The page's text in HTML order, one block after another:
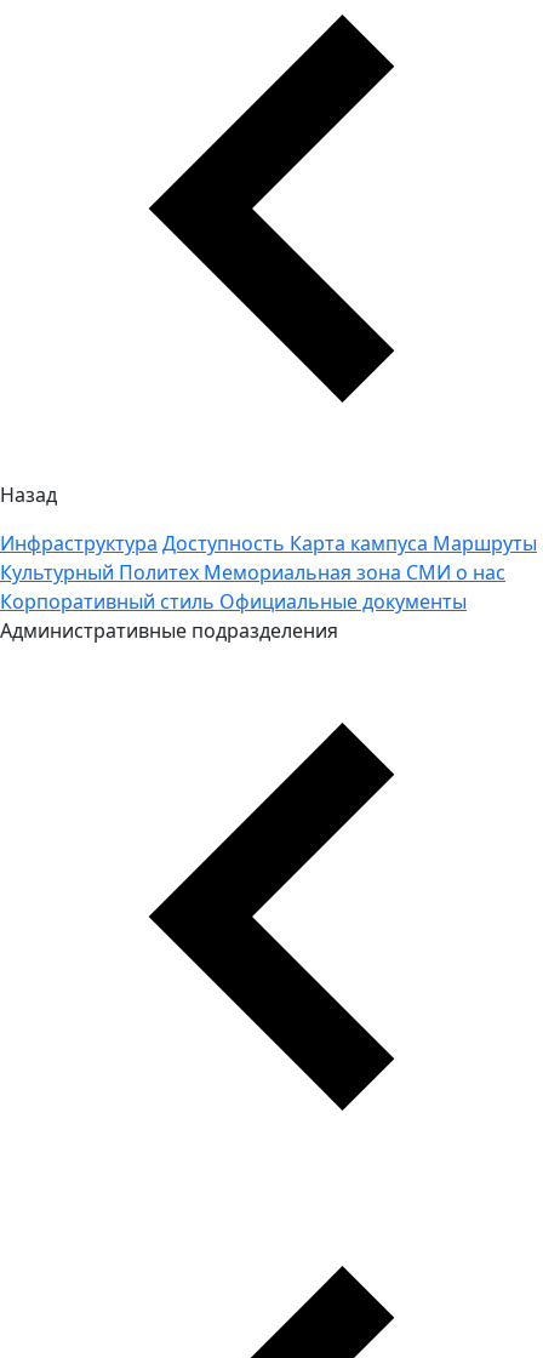
Назад
Инфраструктура Доступность Карта кампуса Маршруты
Культурный Политех Мемориальная зона СМИ о нас
Корпоративный стиль Официальные документы
Административные подразделения